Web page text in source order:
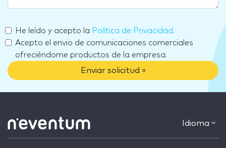
He leído y acepto la Política de Privacidad.
Acepto el envio de comunicaciones comerciales
ofreciéndome productos de la empresa.
Enviar solicitud »
Idioma